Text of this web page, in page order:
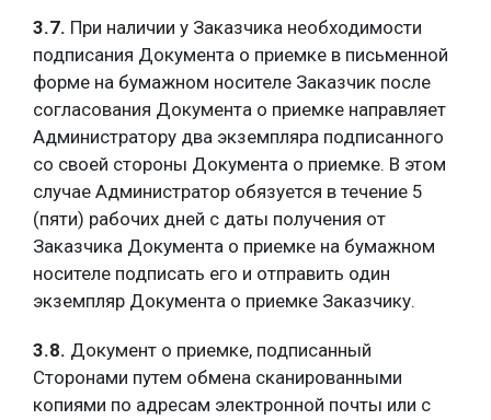
3.7. При наличии у Заказчика необходимости
подписания Документа о приемке в письменной
форме на бумажном носителе Заказчик после
согласования Документа о приемке направляет
Администратору два экземпляра подписанного
со своей стороны Документа о приемке. В этом
случае Администратор обязуется в течение 5
(пяти) рабочих дней с даты получения от
Заказчика Документа о приемке на бумажном
носителе подписать его и отправить один
экземпляр Документа о приемке Заказчику.
3.8. Документ о приемке, подписанный
Сторонами путем обмена сканированными
копиями по адресам электронной почты или с